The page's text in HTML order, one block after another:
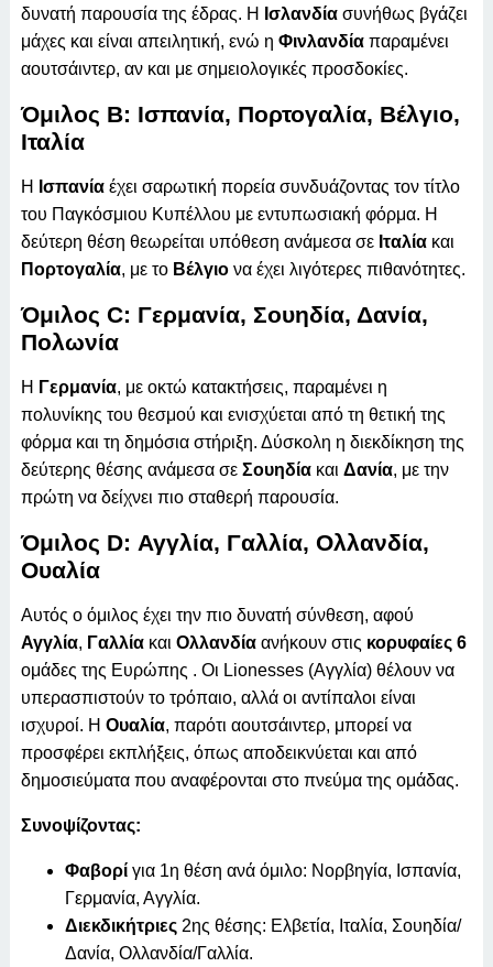
δυνατή παρουσία της έδρας. Η
Ισλανδία συνήθως βγάζει
μάχες και είναι απειλητική, ενώ η Φινλανδία παραμένει
αουτσάιντερ, αν και με σημειολογικές προσδοκίες.
Όμιλος B: Ισπανία, Πορτογαλία, Βέλγιο,
Ιταλία
Η Ισπανία έχει σαρωτική πορεία συνδυάζοντας τον τίτλο
του Παγκόσμιου Κυπέλλου με εντυπωσιακή φόρμα. Η
δεύτερη θέση θεωρείται υπόθεση ανάμεσα σε Ιταλία και
Πορτογαλία, με το Βέλγιο να έχει λιγότερες πιθανότητες.
Όμιλος C: Γερμανία, Σουηδία, Δανία,
Πολωνία
Η Γερμανία, με οκτώ κατακτήσεις, παραμένει η
πολυνίκης του θεσμού και ενισχύεται από τη θετική της
φόρμα και τη δημόσια στήριξη. Δύσκολη η διεκδίκηση της
δεύτερης θέσης ανάμεσα σε Σουηδία και Δανία, με την
πρώτη να δείχνει πιο σταθερή παρουσία.
Όμιλος D: Αγγλία, Γαλλία, Ολλανδία,
Ουαλία
Αυτός ο όμιλος έχει την πιο δυνατή σύνθεση, αφού
Αγγλία, Γαλλία και Ολλανδία ανήκουν στις κορυφαίες 6
ομάδες της Ευρώπης . Οι Lionesses (Αγγλία) θέλουν να
υπερασπιστούν το τρόπαιο, αλλά οι αντίπαλοι είναι
ισχυροί. Η Ουαλία, παρότι αουτσάιντερ, μπορεί να
προσφέρει εκπλήξεις, όπως αποδεικνύεται και από
δημοσιεύματα που αναφέρονται στο πνεύμα της ομάδας.
Συνοψίζοντας:
Φαβορίγια 1η θέση ανά όμιλο: Νορβηγία, Ισπανία,
Γερμανία, Αγγλία.
Διεκδικήτριες2ης θέσης: Ελβετία, Ιταλία, Σουηδία/
Δανία, Ολλανδία/Γαλλία.